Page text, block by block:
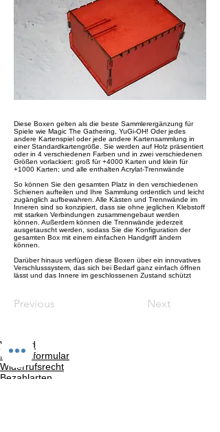
Diese Boxen gelten als die beste Sammlerergänzung für
Spiele wie Magic The Gathering, YuGi-OH! Oder jedes
andere Kartenspiel oder jede andere Kartensammlung in
einer Standardkartengröße. Sie werden auf Holz präsentiert
oder in 4 verschiedenen Farben und in zwei verschiedenen
Größen vorlackiert: groß für +4000 Karten und klein für
+1000 Karten; und alle enthalten Acrylat-Trennwände
So können Sie den gesamten Platz in den verschiedenen
Schienen aufteilen und Ihre Sammlung ordentlich und leicht
zugänglich aufbewahren. Alle Kästen und Trennwände im
Inneren sind so konzipiert, dass sie ohne jeglichen Klebstoff
mit starken Verbindungen zusammengebaut werden
können. Außerdem können die Trennwände jederzeit
ausgetauscht werden, sodass Sie die Konfiguration der
gesamten Box mit einem einfachen Handgriff ändern
können.
Darüber hinaus verfügen diese Boxen über ein innovatives
Verschlusssystem, das sich bei Bedarf ganz einfach öffnen
lässt und das Innere im geschlossenen Zustand schützt
Previous Next
Versand
Kontaktformular
Widerrufsrecht
Bezahlarten